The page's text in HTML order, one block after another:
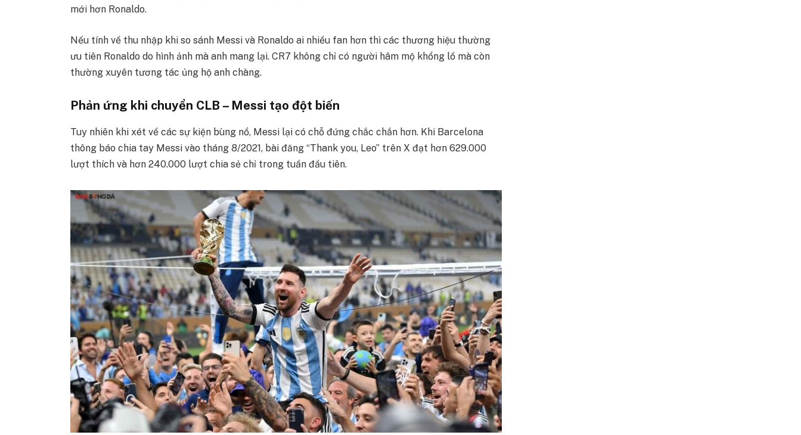
mới hơn Ronaldo.
Nếu tính về thu nhập khi so sánh Messi và Ronaldo ai nhiều fan hơn thì các thương hiệu thường
ưu tiên Ronaldo do hình ảnh mà anh mang lại. CR7 không chỉ có người hâm mộ khổng lồ mà còn
thường xuyên tương tác ủng hộ anh chàng.
Phản ứng khi chuyển CLB – Messi tạo đột biến
Tuy nhiên khi xét về các sự kiện bùng nổ, Messi lại có chỗ đứng chắc chắn hơn. Khi Barcelona
thông báo chia tay Messi vào tháng 8/2021, bài đăng “Thank you, Leo” trên X đạt hơn 629.000
lượt thích và hơn 240.000 lượt chia sẻ chỉ trong tuần đầu tiên.